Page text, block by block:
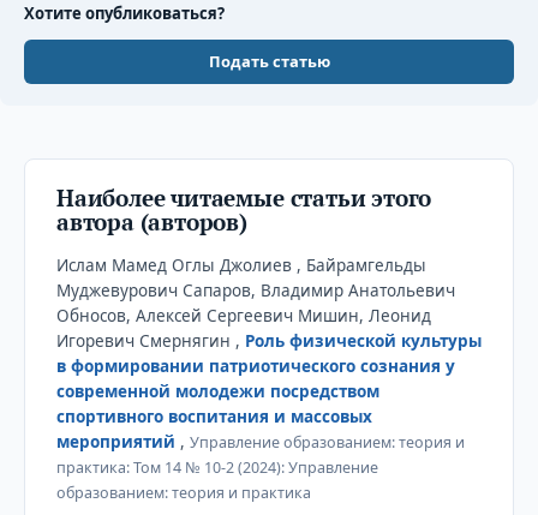
Хотите опубликоваться?
Подать статью
Наиболее читаемые статьи этого
автора (авторов)
Ислам Мамед Оглы Джолиев , Байрамгельды
Муджевурович Сапаров, Владимир Анатольевич
Обносов, Алексей Сергеевич Мишин, Леонид
Игоревич Смернягин , Роль физической культуры
в формировании патриотического сознания у
современной молодежи посредством
спортивного воспитания и массовых
мероприятий , Управление образованием: теория и
практика: Том 14 № 10-2 (2024): Управление
образованием: теория и практика